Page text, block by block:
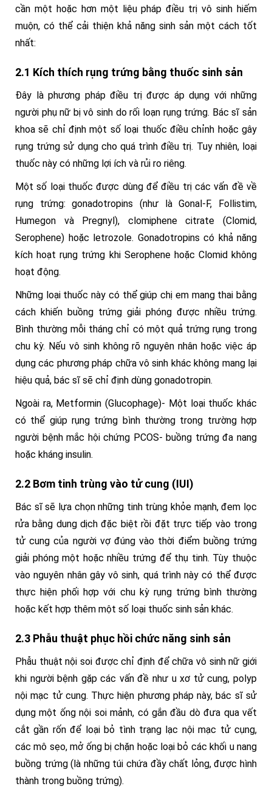
cần một hoặc hơn một liệu pháp điều trị vô sinh hiếm
muộn, có thể cải thiện khả năng sinh sản một cách tốt
nhất:
2.1 Kích thích rụng trứng bằng thuốc sinh sản
Đây là phương pháp điều trị được áp dụng với những
người phụ nữ bị vô sinh do rối loạn rụng trứng. Bác sĩ sản
khoa sẽ chỉ định một số loại thuốc điều chỉnh hoặc gây
rụng trứng sử dụng cho quá trình điều trị. Tuy nhiên, loại
thuốc này có những lợi ích và rủi ro riêng.
Một số loại thuốc được dùng để điều trị các vấn đề về
rụng trứng: gonadotropins (như là Gonal-F, Follistim,
Humegon và Pregnyl), clomiphene citrate (Clomid,
Serophene) hoặc letrozole. Gonadotropins có khả năng
kích hoạt rụng trứng khi Serophene hoặc Clomid không
hoạt động.
Những loại thuốc này có thể giúp chị em mang thai bằng
cách khiến buồng trứng giải phóng được nhiều trứng.
Bình thường mỗi tháng chỉ có một quả trứng rụng trong
chu kỳ. Nếu vô sinh không rõ nguyên nhân hoặc việc áp
dụng các phương pháp chữa vô sinh khác không mang lại
hiệu quả, bác sĩ sẽ chỉ định dùng gonadotropin.
Ngoài ra, Metformin (Glucophage)- Một loại thuốc khác
có thể giúp rụng trứng bình thường trong trường hợp
người bệnh mắc hội chứng PCOS- buồng trứng đa nang
hoặc kháng insulin.
2.2 Bơm tinh trùng vào tử cung (IUI)
Bác sĩ sẽ lựa chọn những tinh trùng khỏe mạnh, đem lọc
rửa bằng dung dịch đặc biệt rồi đặt trực tiếp vào trong
tử cung của người vợ đúng vào thời điểm buồng trứng
giải phóng một hoặc nhiều trứng để thụ tinh. Tùy thuộc
vào nguyên nhân gây vô sinh, quá trình này có thể được
thực hiện phối hợp với chu kỳ rụng trứng bình thường
hoặc kết hợp thêm một số loại thuốc sinh sản khác.
2.3 Phẫu thuật phục hồi chức năng sinh sản
Phẫu thuật nội soi được chỉ định để chữa vô sinh nữ giới
khi người bệnh gặp các vấn đề như u xơ tử cung, polyp
nội mạc tử cung. Thực hiện phương pháp này, bác sĩ sử
dụng một ống nội soi mảnh, có gắn đầu dò đưa qua vết
cắt gần rốn để loại bỏ tình trạng lạc nội mạc tử cụng,
các mô sẹo, mở ống bị chặn hoặc loại bỏ các khối u nang
buồng trứng (là những túi chứa đầy chất lỏng, được hình
thành trong buồng trứng).